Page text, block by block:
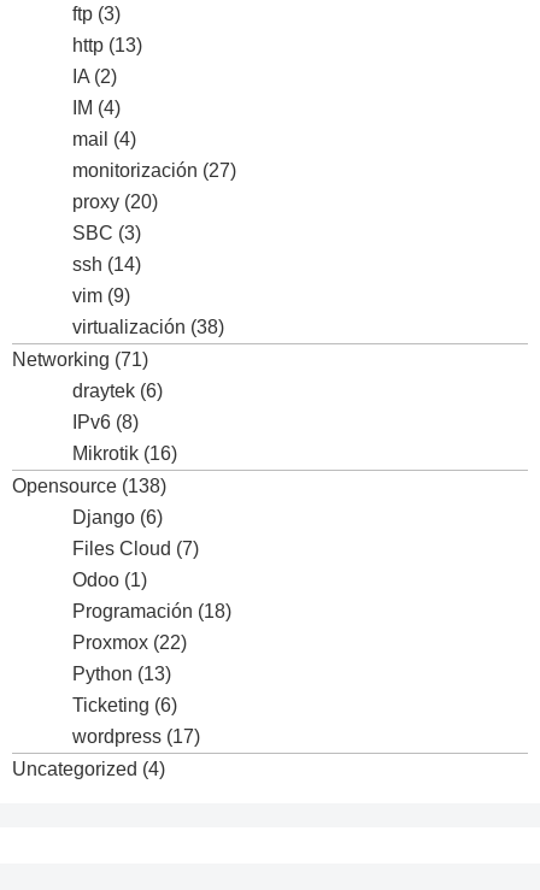
ftp (3)
http (13)
IA (2)
IM (4)
mail (4)
monitorización (27)
proxy (20)
SBC (3)
ssh (14)
vim (9)
virtualización (38)
Networking (71)
draytek (6)
IPv6 (8)
Mikrotik (16)
Opensource (138)
Django (6)
Files Cloud (7)
Odoo (1)
Programación (18)
Proxmox (22)
Python (13)
Ticketing (6)
wordpress (17)
Uncategorized (4)